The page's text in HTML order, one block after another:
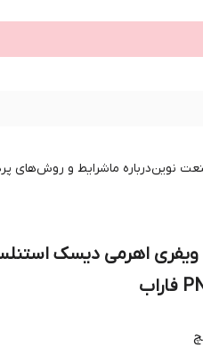
نویندرباره ماشرایط و روش‌های
ویفری اهرمی دیسک